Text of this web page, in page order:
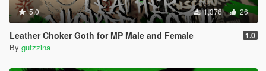
5.0 1,376 26
Leather Choker Goth for MP Male and Female 1.0
By gutzzina